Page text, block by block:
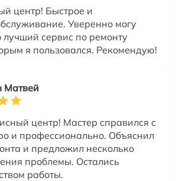
центр! Быстрое и
Уверенно могу
лучший сервис по ремонту
я пользовался. Рекомендую!
Матвей
центр! Мастер справился с
и профессионально. Объяснил
и предложил несколько
проблемы. Остались
работы.